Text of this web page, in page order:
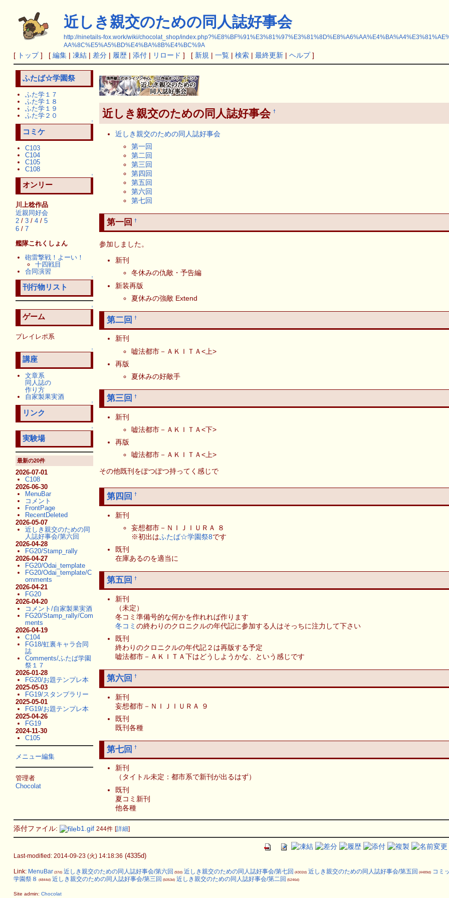
近しき親交のための同人誌好事会
http://ninetails-fox.work/wiki/chocolat_shop/
AA%8C%E5%A5%BD%E4%BA%8B%E4%BC%9A
[ トップ] [ 編集| 凍結| 差分| 履歴| 添付| リロード ] [ 新規 | 一覧| 検索| 最終更新| ヘルプ]
近しき親交のための同人誌好事会 †
近しき親交のための同人誌好事会
第一回
第二回
第三回
第四回
第五回
第六回
第七回
第一回 †
参加しました。
新刊
冬休みの仇敵・予告編
新装再版
夏休みの強敵 Extend
第二回 †
新刊
嘘法都市－ＡＫＩＴＡ<上>
再版
夏休みの好敵手
第三回 †
新刊
嘘法都市－ＡＫＩＴＡ<下>
再版
嘘法都市－ＡＫＩＴＡ<上>
その他既刊をぽつぽつ持ってく感じで
第四回 †
新刊
妄想都市－ＮＩＪＩＵＲＡ ８
※初出はふたば☆学園祭8です
既刊
在庫あるのを適当に
第五回 †
新刊
（未定）
冬コミ準備号的な何かを作れれば作ります
冬コミ の終わりのクロニクルの年代記に参加する人はそっちに注力して下さい
既刊
終わりのクロニクルの年代記２は再版する予定
嘘法都市－ＡＫＩＴＡ下はどうしようかな、という感じです
第六回 †
新刊
妄想都市－ＮＩＪＩＵＲＡ ９
既刊
既刊各種
第七回 †
新刊
（タイトル未定：都市系で新刊が出るはず）
既刊
夏コミ新刊
他各種
ふたば☆学園祭
ふた学１７
ふた学１８
ふた学１９
ふた学２０
↑
コミケ
C103
C104
C105
C108
↑
オンリー
川上稔作品
近親同好会
2/ 3/ 4/ 5
6/ 7
艦隊これくしょん
砲雷撃戦！よーい！
十四戦目
合同演習
↑
刊行物リスト
↑
ゲーム
プレイレポ系
↑
講座
文章系
同人誌の
作り方
自家製果実酒
↑
リンク
↑
実験場
最新の20件
2026-07-01
C108
2026-06-30
MenuBar
コメント
FrontPage
RecentDeleted
2026-05-07
近しき親交のための同
人誌好事会/第六回
2026-04-28
FG20/Stamp_rally
2026-04-27
FG20/Odai_template
FG20/Odai_template/C
omments
2026-04-21
FG20
2026-04-20
コメント/自家製果実酒
FG20/Stamp_rally/Com
ments
2026-04-19
C104
FG18/虹裏キャラ合同
誌
Comments/ふたば学園
祭１７
2026-01-28
FG20/お題テンプレ本
2025-05-03
FG19/スタンプラリー
2025-05-01
FG19/お題テンプレ本
2025-04-26
FG19
2024-11-30
C105
メニュー編集
管理者
Chocolat
添付ファイル: b1.gif 244件 [詳細]
Last-modified: 2014-09-23 (火) 14:18:36 (4335d)
Link: MenuBar (37d) 近しき親交のための同人誌好事会/第六回 (92d) 近しき親交のための同人誌好事会/第七回 (4302d) 近しき親交のための同人誌好事会/第五回 (4489d)
コミ
学園祭８ (4844d) 近しき親交のための同人誌好事会/第三回 (5053d) 近しき親交のための同人誌好事会/第二回 (5246d)
Site admin: Chocolat